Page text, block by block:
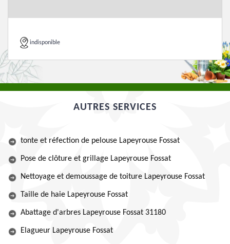
indisponible
AUTRES SERVICES
tonte et réfection de pelouse Lapeyrouse Fossat
Pose de clôture et grillage Lapeyrouse Fossat
Nettoyage et demoussage de toiture Lapeyrouse Fossat
Taille de haie Lapeyrouse Fossat
Abattage d'arbres Lapeyrouse Fossat 31180
Elagueur Lapeyrouse Fossat